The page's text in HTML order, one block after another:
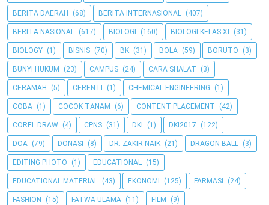
BERITA DAERAH (68) BERITA INTERNASIONAL (407)
BERITA NASIONAL (617) BIOLOGI (160) BIOLOGI KELAS XI (31)
BIOLOGY (1) BISNIS (70) BK (31) BOLA (59) BORUTO (3)
BUNYI HUKUM (23) CAMPUS (24) CARA SHALAT (3)
CERAMAH (5) CERENTI (1) CHEMICAL ENGINEERING (1)
COBA (1) COCOK TANAM (6) CONTENT PLACEMENT (42)
COREL DRAW (4) CPNS (31) DKI (1) DKI2017 (122)
DOA (79) DONASI (8) DR. ZAKIR NAIK (21) DRAGON BALL (3)
EDITING PHOTO (1) EDUCATIONAL (15)
EDUCATIONAL MATERIAL (43) EKONOMI (125) FARMASI (24)
FASHION (15) FATWA ULAMA (11) FILM (9)